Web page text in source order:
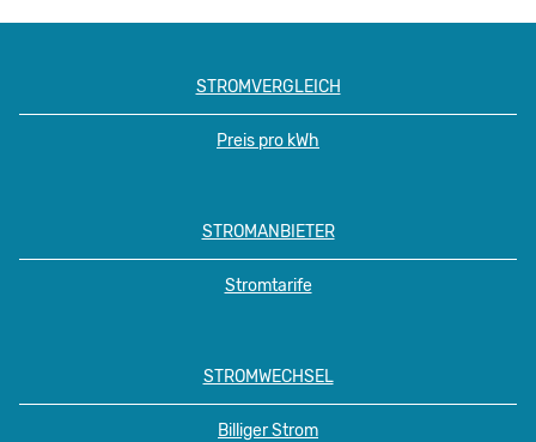
STROMVERGLEICH
Preis pro kWh
STROMANBIETER
Stromtarife
STROMWECHSEL
Billiger Strom